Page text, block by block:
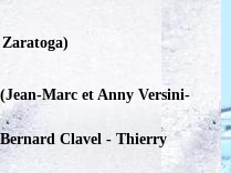
(Jean-Marc et Anny Versini-
Bernard Clavel - Thierry